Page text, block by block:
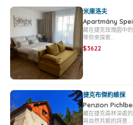
米庫洛夫
Apartmány
藏在捷克玫瑰園中
等你來探索…
$3622
捷克布傑約維採
Penzion
藏在捷克森林深處
與自然共眠的詩意…